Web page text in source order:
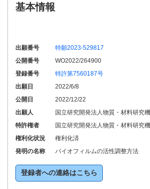
基本情報
出願番号
特願2023-529817
公開番号
WO2022/264900
登録番号
特許第7560187号
出願日
2022/6/8
公開日
2022/12/22
出願人
国立研究開発法人物質・材料研究
特許権者
国立研究開発法人物質・材料研究
権利化状況
権利化済
発明の名称
バイオフィルムの活性調整方法
登録者への連絡はこちら